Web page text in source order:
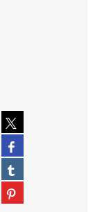
Partager
sur
twitter
(Nouvelle
fenêtre)
Partager
sur
facebook
(Nouvelle
fenêtre)
Partager
sur
tumblr
Partager
sur